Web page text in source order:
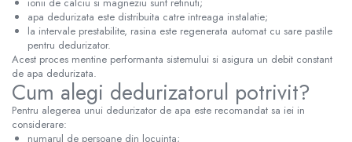
apa dedurizata este distribuita catre intreaga instalatie;
la intervale prestabilite, rasina este regenerata automat cu sare pastile
pentru dedurizator.
Acest proces mentine performanta sistemului si asigura un debit constant
de apa dedurizata.
Cum alegi dedurizatorul potrivit?
Pentru alegerea unui dedurizator de apa este recomandat sa iei in
considerare:
numarul de persoane din locuinta;